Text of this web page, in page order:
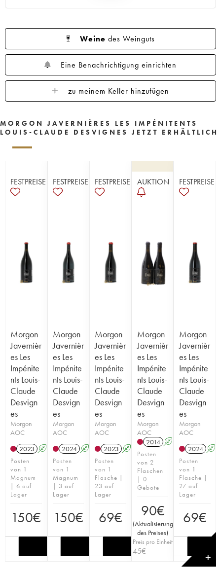
Weine des Weinguts
Eine Benachrichtigung einrichten
zu meinem Keller hinzufügen
MORGON JAVERNIÈRES LES IMPÉNITENTS
LOUIS-CLAUDE DESVIGNES JETZT ERHÄLTLICH
FESTPREISE
Morgon
Javernièr
es Les
Impénite
nts Louis-
Claude
Desvign
es
Morgon
AOC
2023 A
Posten
von 1
Magnum
| 6 auf
Lager
150€
FESTPREISE
Morgon
Javernièr
es Les
Impénite
nts Louis-
Claude
Desvign
es
Morgon
AOC
2024 A
Posten
von 1
Magnum
| 3 auf
Lager
150€
FESTPREISE
Morgon
Javernièr
es Les
Impénite
nts Louis-
Claude
Desvign
es
Morgon
AOC
2023 A
Posten
von 1
Flasche |
23 auf
Lager
69€
AUKTION
Morgon
Javernièr
es Les
Impénite
nts Louis-
Claude
Desvign
es
Morgon
AOC
2014 A
Posten
von 2
Flaschen
| 0
Gebote
90€
(Aktualisierung
des Preises)
Preis pro Einheit
45€
FESTPREISE
Morgon
Javernièr
es Les
Impénite
nts Louis-
Claude
Desvign
es
Morgon
AOC
2024 A
Posten
von 1
Flasche |
27 auf
Lager
69€
✕